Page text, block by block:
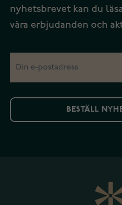
nyhetsbrevet kan du
våra erbjudanden och
BESTÄLL